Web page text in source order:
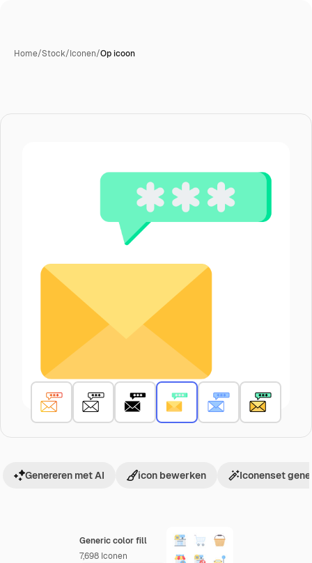
Home/Stock/Iconen/Op icoon
Generic color fill
7,698 Iconen
Genereren met AI icon bewerken Iconenset